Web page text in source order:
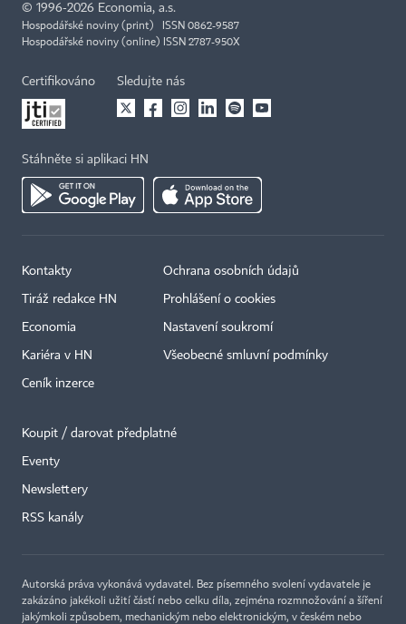
© 1996-2026 Economia, a.s.
Hospodářské noviny (print) ISSN 0862-9587
Hospodářské noviny (online) ISSN 2787-950X
Certifikováno Sledujte nás
Stáhněte si aplikaci HN
Kontakty
Tiráž redakce HN
Economia
Kariéra v HN
Ceník inzerce
Ochrana osobních údajů
Prohlášení o cookies
Nastavení soukromí
Všeobecné smluvní podmínky
Koupit / darovat předplatné
Eventy
Newslettery
RSS kanály
Autorská práva vykonává vydavatel. Bez písemného svolení vydavatele je
zakázáno jakékoli užití částí nebo celku díla, zejména rozmnožování a šíření
jakýmkoli způsobem, mechanickým nebo elektronickým, v českém nebo